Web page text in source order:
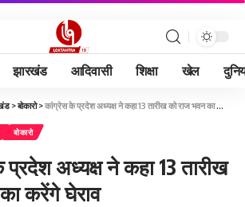
झारखंड आदिवासी शिक्षा खेल
>बोकारो>कांग्रेस के प्रदेश अध्यक्ष ने कहा 13 तारीख को राज भवन का करेंगे घेराव
बोकारो
अध्यक्ष ने कहा 13 तारीख
करेंगे घेराव